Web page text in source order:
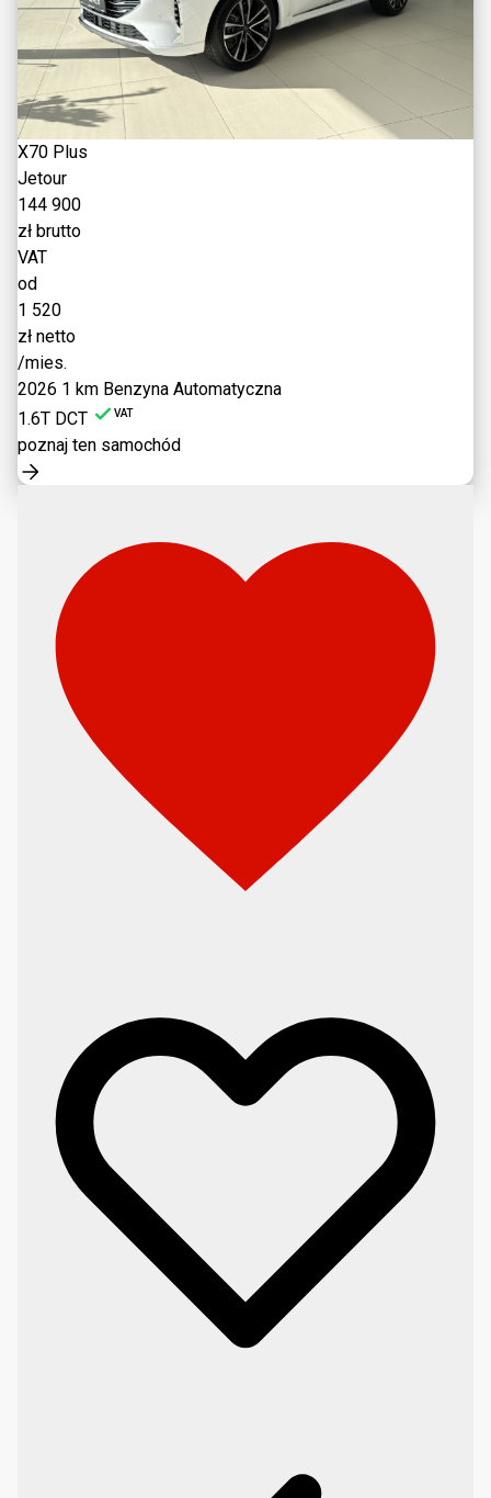
X70 Plus
Jetour
144 900
zł brutto
VAT
od
1 520
zł netto
/mies.
2026 1 km Benzyna Automatyczna
1.6T DCT
VAT
poznaj ten samochód